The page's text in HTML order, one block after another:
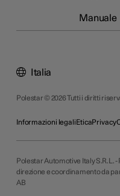
Manuale
Polestar © 2026 Tutti i diritti
Informazioni legaliEticaPrivacy
Italia
Polestar Automotive Italy S.R.L. -
direzione e coordinamento da
AB